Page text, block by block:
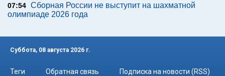
07:54 Сборная России не выступит на шахматной
олимпиаде 2026 года
Суббота, 08 августа 2026 г.
Теги Обратная связь
Подписка на новости (RSS)